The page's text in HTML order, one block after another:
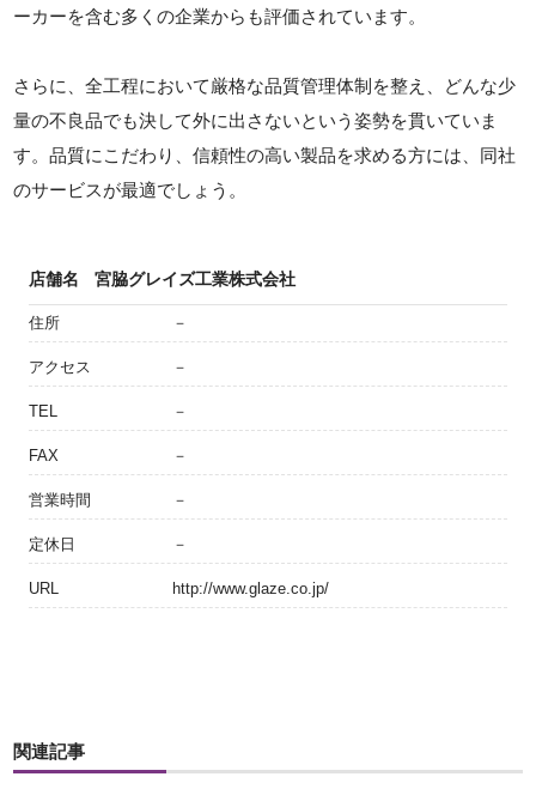
ーカーを含む多くの企業からも評価されています。
さらに、全工程において厳格な品質管理体制を整え、どんな少
量の不良品でも決して外に出さないという姿勢を貫いていま
す。品質にこだわり、信頼性の高い製品を求める方には、同社
のサービスが最適でしょう。
店舗名 宮脇グレイズ工業株式会社
住所 －
アクセス －
TEL －
FAX －
営業時間 －
定休日 －
URL http://www.glaze.co.jp/
関連記事